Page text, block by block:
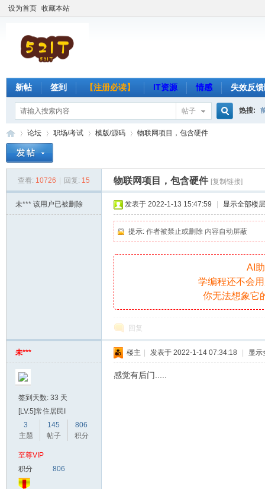
设为首页 收藏本站
新帖 签到 【注册必读】 IT资源 情感 失效反
帖子
索
热搜:
»
论坛
›
职场/考试
›
模版/源码
›
物联网项目，包含硬件
查看: 10726 回复: 15 物联网项目，包含硬件 [复制链接]
未*** 该用户已被删除 发表于 2022-1-13 15:47:59 显示全部楼层
提示: 作者被禁止或删除 内容自动屏蔽
AI
学编程还不会
你无法想象它
回复
未***
签到天数: 33 天
[LV.5]常住居民I
3
主题
145
帖子
806
积分
至尊VIP
积分
806
楼主 发表于 2022-1-14 07:34:18 显示
感觉有后门.....